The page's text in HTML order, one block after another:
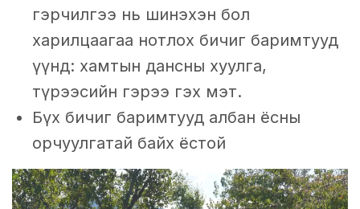
гэрчилгээ нь шинэхэн бол
харилцаагаа нотлох бичиг баримтууд
үүнд: хамтын дансны хуулга,
түрээсийн гэрээ гэх мэт.
Бүх бичиг баримтууд албан ёсны
орчуулгатай байх ёстой